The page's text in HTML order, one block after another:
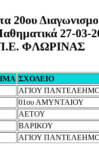
20ου
27-03-
ΦΛΩΡΙΝΑΣ
ΣΧΟΛΕΙΟ
ΑΓΙΟΥ
01ου ΑΜΥΝΤΑΙΟΥ
ΑΕΤΟΥ
ΒΑΡΙΚΟΥ
ΑΓΙΟΥ